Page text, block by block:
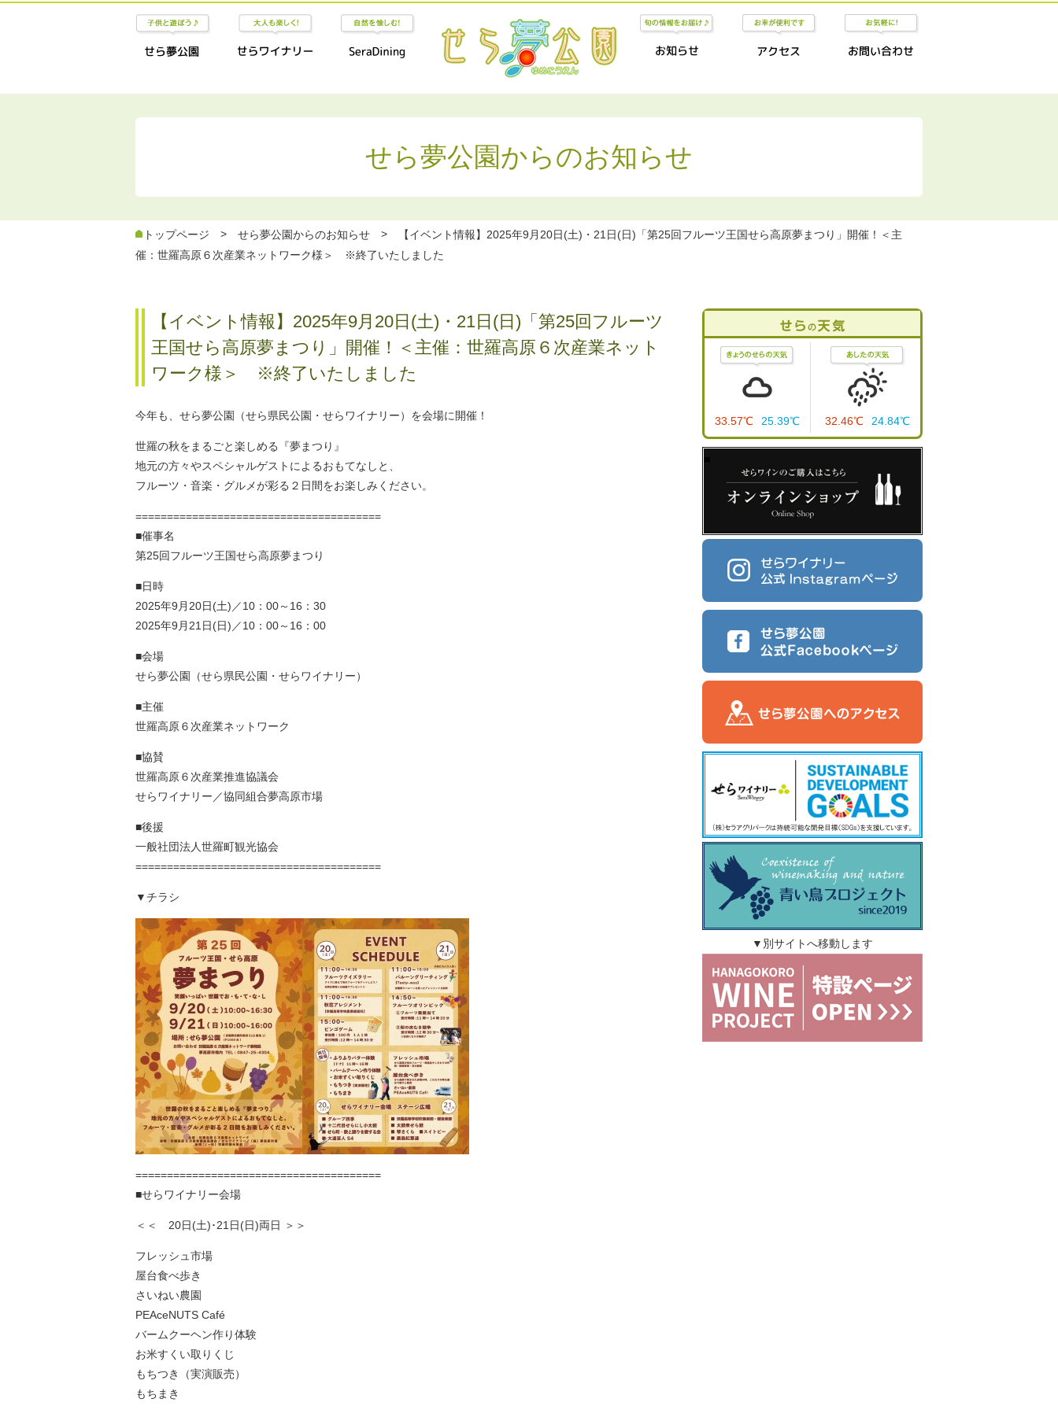
お知らせ アクセス お問い合わせ
せら夢公園からのお知らせ
トップページ > せら夢公園からのお知らせ >
【イベント情報】2025年9月20日(土)・21日(日)「第25回フルーツ王国せら高原夢まつり」開催！＜主
催：世羅高原６次産業ネットワーク様＞ ※終了いたしました
【イベント情報】2025年9月20日(土)・21日(日)「第25回フルーツ
王国せら高原夢まつり」開催！＜主催：世羅高原６次産業ネット
ワーク様＞ ※終了いたしました
今年も、せら夢公園（せら県民公園・せらワイナリー）を会場に開催！
世羅の秋をまるごと楽しめる『夢まつり』
地元の方々やスペシャルゲストによるおもてなしと、
フルーツ・音楽・グルメが彩る２日間をお楽しみください。
=======================================
■催事名
第25回フルーツ王国せら高原夢まつり
■日時
2025年9月20日(土)／10：00～16：30
2025年9月21日(日)／10：00～16：00
■会場
せら夢公園（せら県民公園・せらワイナリー）
■主催
世羅高原６次産業ネットワーク
■協賛
世羅高原６次産業推進協議会
せらワイナリー／協同組合夢高原市場
■後援
一般社団法人世羅町観光協会
=======================================
▼チラシ
=======================================
■せらワイナリー会場
＜＜ 20日(土)･21日(日)両日 ＞＞
フレッシュ市場
屋台食べ歩き
さいねい農園
PEAceNUTS Café
バームクーヘン作り体験
お米すくい取りくじ
もちつき（実演販売）
もちまき
33.57℃ 25.39℃ 32.46℃ 24.84℃
▼別サイトへ移動します